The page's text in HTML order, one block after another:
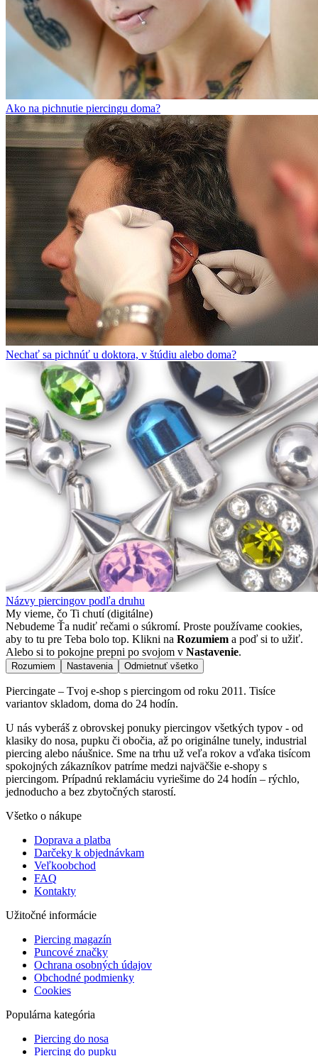
Ako na pichnutie piercingu doma?
Nechať sa pichnúť u doktora, v štúdiu alebo doma?
Názvy piercingov podľa druhu
My vieme, čo Ti chutí (digitálne)
Nebudeme Ťa nudiť rečami o súkromí. Proste používame cookies,
aby to tu pre Teba bolo top. Klikni na Rozumiem a poď si to užiť.
Alebo si to pokojne prepni po svojom v Nastavenie.
Rozumiem Nastavenia Odmietnuť všetko
Piercingate – Tvoj e-shop s piercingom od roku 2011. Tisíce
variantov skladom, doma do 24 hodín.
U nás vyberáš z obrovskej ponuky piercingov všetkých typov - od
klasiky do nosa, pupku či obočia, až po originálne tunely, industrial
piercing alebo náušnice. Sme na trhu už veľa rokov a vďaka tisícom
spokojných zákazníkov patríme medzi najväčšie e-shopy s
piercingom. Prípadnú reklamáciu vyriešime do 24 hodín – rýchlo,
jednoducho a bez zbytočných starostí.
Všetko o nákupe
Doprava a platba
Darčeky k objednávkam
Veľkoobchod
FAQ
Kontakty
Užitočné informácie
Piercing magazín
Puncové značky
Ochrana osobných údajov
Obchodné podmienky
Cookies
Populárna kategória
Piercing do nosa
Piercing do pupku